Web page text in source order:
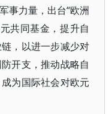
事力量，出台“欧洲
共同基金，提升自
，以进一步减少对
开支，推动战略自
为国际社会对欧元